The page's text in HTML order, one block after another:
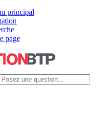
principal
page